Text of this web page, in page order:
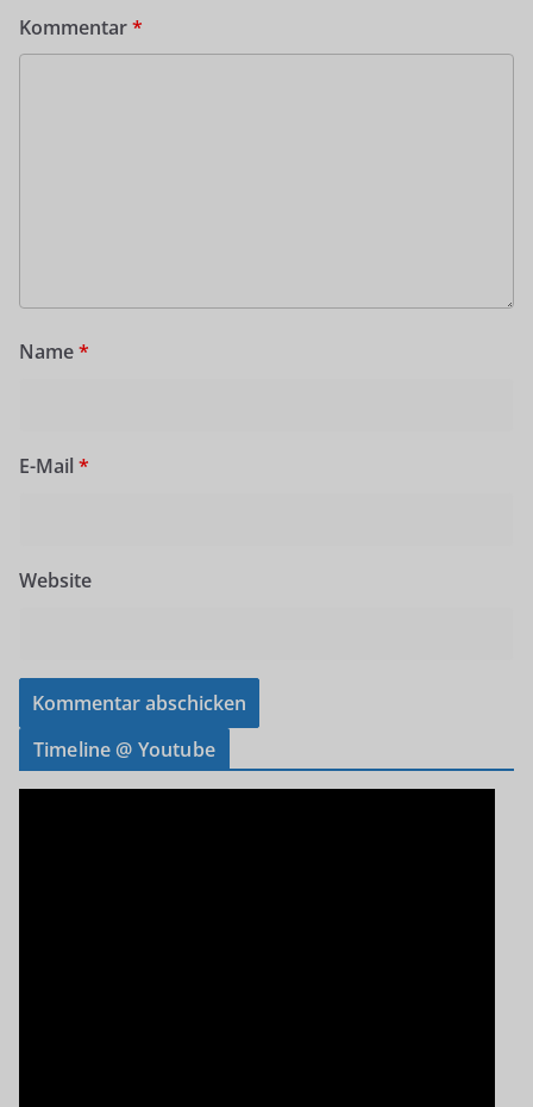
Kommentar*
Name*
E-Mail *
Website
Timeline @ Youtube